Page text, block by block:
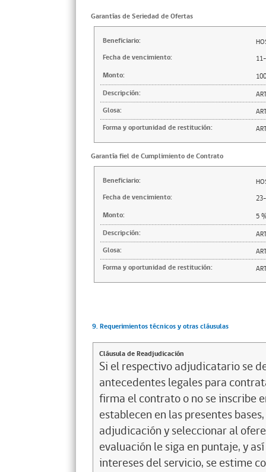
Garantías de Seriedad de Ofertas
Beneficiario:
Fecha de vencimiento:
Monto:
Descripción:
Glosa:
Forma y oportunidad de restitución:
Garantía fiel de Cumplimiento de Contrato
Beneficiario:
Fecha de vencimiento:
Monto:
5
Descripción:
Glosa:
Forma y oportunidad de restitución:
9. Requerimientos técnicos y otras cláusulas
Cláusula de Readjudicación
Si el respectivo adjudicatario se
antecedentes legales para
firma el contrato o no se inscribe
establecen en las presentes
adjudicación y seleccionar al
evaluación le siga en puntaje, y
intereses del servicio, se estime